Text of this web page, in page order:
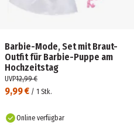
Barbie-Mode, Set mit Braut-
Outfit für Barbie-Puppe am
Hochzeitstag
9,99 € / 1 Stk.
UVP12,99 €
Online verfügbar